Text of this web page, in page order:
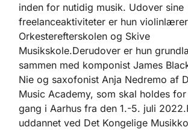
inden for nutidig musik. Udover sine
freelanceaktiviteter er hun
Orkesterefterskolen og Skive
Musikskole.Derudover er hun
sammen med komponist James
Nie og saxofonist Anja Nedremo af
Music Academy, som skal holdes
gang i Aarhus fra den 1.-5. juli
uddannet ved Det Kongelige